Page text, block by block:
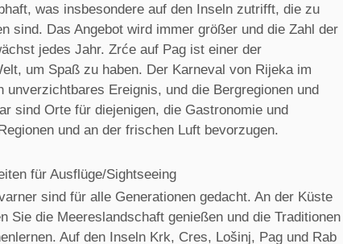
was insbesondere auf den Inseln zutrifft, die zu
sind. Das Angebot wird immer größer und die Zahl der
jedes Jahr. Zrće auf Pag ist einer der
um Spaß zu haben. Der Karneval von Rijeka im
unverzichtbares Ereignis, und die Bergregionen und
sind Orte für diejenigen, die Gastronomie und
und an der frischen Luft bevorzugen.
für Ausflüge/Sightseeing
sind für alle Generationen gedacht. An der Küste
Sie die Meereslandschaft genießen und die Traditionen
Auf den Inseln Krk, Cres, Lošinj, Pag und Rab